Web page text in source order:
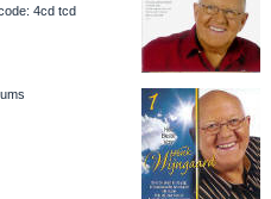
4cd tcd